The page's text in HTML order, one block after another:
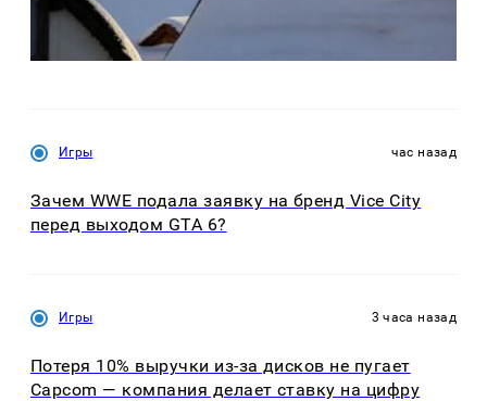
Игры час назад
Зачем WWE подала заявку на бренд Vice City
перед выходом GTA 6?
Игры 3 часа назад
Потеря 10% выручки из-за дисков не пугает
Capcom — компания делает ставку на цифру